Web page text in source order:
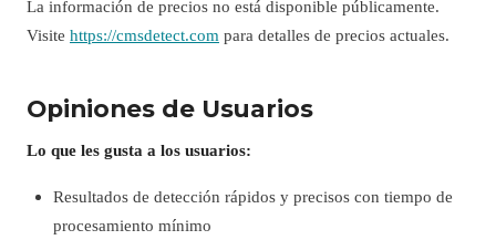
La información de precios no está disponible públicamente.
Visite https://cmsdetect.com para detalles de precios actuales.
Opiniones de Usuarios
Lo que les gusta a los usuarios:
Resultados de detección rápidos y precisos con tiempo de
procesamiento mínimo